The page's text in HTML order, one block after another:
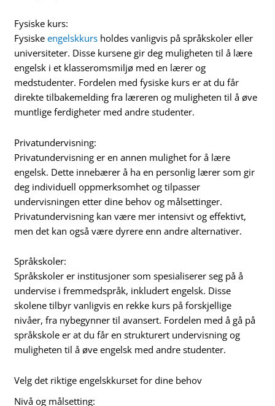
Fysiske kurs:
Fysiskeengelskkurs holdes vanligvis på språkskoler eller
universiteter. Disse kursene gir deg muligheten til å lære
engelsk i et klasseromsmiljø med en lærer og
medstudenter. Fordelen med fysiske kurs er at du får
direkte tilbakemelding fra læreren og muligheten til å øve
muntlige ferdigheter med andre studenter.
Privatundervisning:
Privatundervisning er en annen mulighet for å lære
engelsk. Dette innebærer å ha en personlig lærer som gir
deg individuell oppmerksomhet og tilpasser
undervisningen etter dine behov og målsettinger.
Privatundervisning kan være mer intensivt og effektivt,
men det kan også være dyrere enn andre alternativer.
Språkskoler:
Språkskoler er institusjoner som spesialiserer seg på å
undervise i fremmedspråk, inkludert engelsk. Disse
skolene tilbyr vanligvis en rekke kurs på forskjellige
nivåer, fra nybegynner til avansert. Fordelen med å gå på
språkskole er at du får en strukturert undervisning og
muligheten til å øve engelsk med andre studenter.
Velg det riktige engelskkurset for dine behov
Nivå og målsetting: